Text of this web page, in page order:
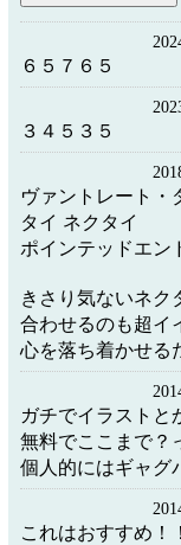
６５７６５
３４５３５
ヴァントレート・
タイ ネクタイ
ポインテッドエ
きさり気ないネク
合わせるのも超イ
心を落ち着かせる
ガチでイラストと
無料でここまで？
個人的にはギャグ
これはおすすめ！